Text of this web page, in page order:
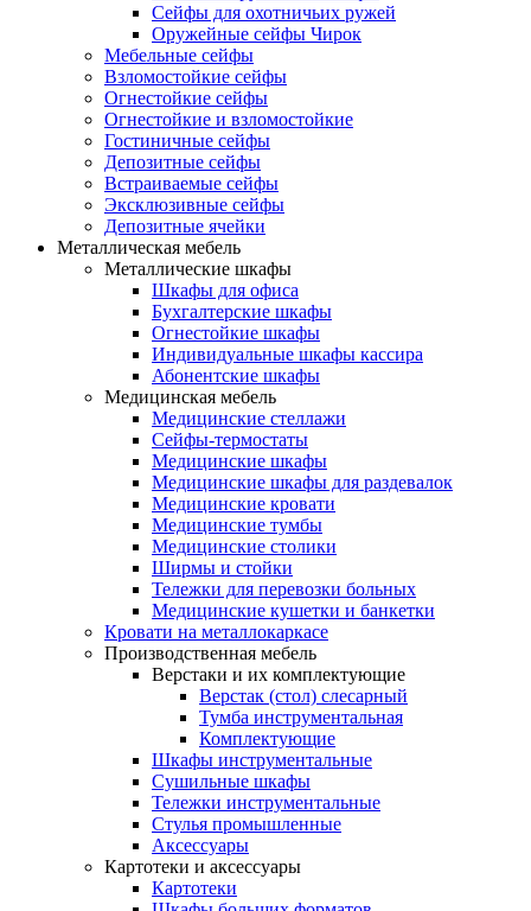
Сейфы для охотничьих ружей
Оружейные сейфы Чирок
Мебельные сейфы
Взломостойкие сейфы
Огнестойкие сейфы
Огнестойкие и взломостойкие
Гостиничные сейфы
Депозитные сейфы
Встраиваемые сейфы
Эксклюзивные сейфы
Депозитные ячейки
Металлическая мебель
Металлические шкафы
Шкафы для офиса
Бухгалтерские шкафы
Огнестойкие шкафы
Индивидуальные шкафы кассира
Абонентские шкафы
Медицинская мебель
Медицинские стеллажи
Сейфы-термостаты
Медицинские шкафы
Медицинские шкафы для раздевалок
Медицинские кровати
Медицинские тумбы
Медицинские столики
Ширмы и стойки
Тележки для перевозки больных
Медицинские кушетки и банкетки
Кровати на металлокаркасе
Производственная мебель
Верстаки и их комплектующие
Верстак (стол) слесарный
Тумба инструментальная
Комплектующие
Шкафы инструментальные
Сушильные шкафы
Тележки инструментальные
Стулья промышленные
Аксессуары
Картотеки и аксессуары
Картотеки